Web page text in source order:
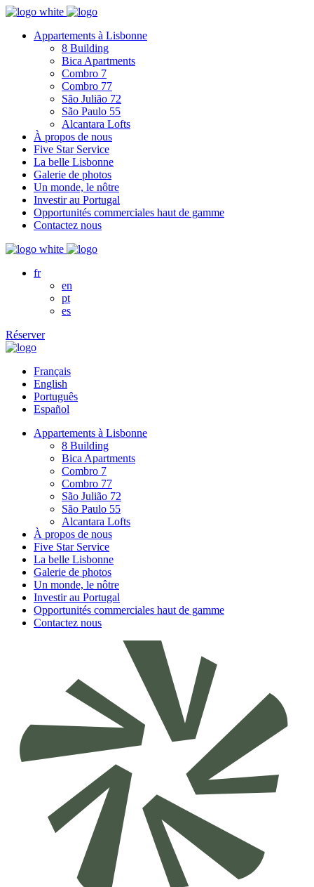
Appartements à Lisbonne
8 Building
Bica Apartments
Combro 7
Combro 77
São Julião 72
São Paulo 55
Alcantara Lofts
À propos de nous
Five Star Service
La belle Lisbonne
Galerie de photos
Un monde, le nôtre
Investir au Portugal
Opportunités commerciales haut de gamme
Contactez nous
fr
en
pt
es
Réserver
Français
English
Português
Español
Appartements à Lisbonne
8 Building
Bica Apartments
Combro 7
Combro 77
São Julião 72
São Paulo 55
Alcantara Lofts
À propos de nous
Five Star Service
La belle Lisbonne
Galerie de photos
Un monde, le nôtre
Investir au Portugal
Opportunités commerciales haut de gamme
Contactez nous